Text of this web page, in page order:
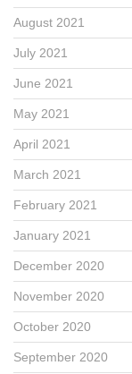
August 2021
July 2021
June 2021
May 2021
April 2021
March 2021
February 2021
January 2021
December 2020
November 2020
October 2020
September 2020